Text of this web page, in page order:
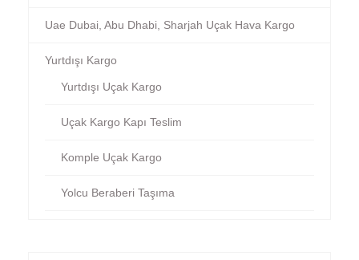
Uae Dubai, Abu Dhabi, Sharjah Uçak Hava Kargo
Yurtdışı Kargo
Yurtdışı Uçak Kargo
Uçak Kargo Kapı Teslim
Komple Uçak Kargo
Yolcu Beraberi Taşıma